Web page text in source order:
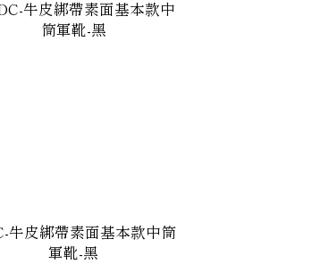
牛皮綁帶素面基本款中筒
軍靴-黑